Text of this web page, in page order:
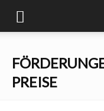
PREISE